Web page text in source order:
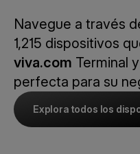
Navegue a través
1,215 dispositivos
viva.com Terminal
perfecta para su
Explora todos los